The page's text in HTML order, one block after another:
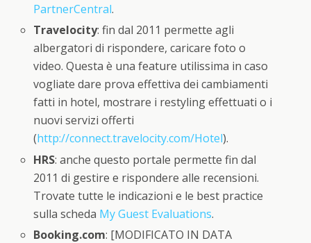
PartnerCentral.
Travelocity: fin dal 2011 permette agli
albergatori di rispondere, caricare foto o
video. Questa è una feature utilissima in caso
vogliate dare prova effettiva dei cambiamenti
fatti in hotel, mostrare i restyling effettuati o i
nuovi servizi offerti
(http://connect.travelocity.com/Hotel).
HRS: anche questo portale permette fin dal
2011 di gestire e rispondere alle recensioni.
Trovate tutte le indicazioni e le best practice
sulla scheda My Guest Evaluations.
Booking.com: [MODIFICATO IN DATA